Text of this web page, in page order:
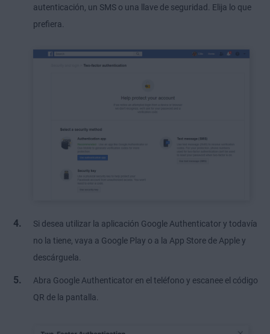
autenticación, un SMS o una llave de seguridad. Elija lo que
prefiera.
Si desea utilizar la aplicación Google Authenticator y todavía
no la tiene, vaya a Google Play o a la App Store de Apple y
descárguela.
Abra Google Authenticator en el teléfono y escanee el código
QR de la pantalla.